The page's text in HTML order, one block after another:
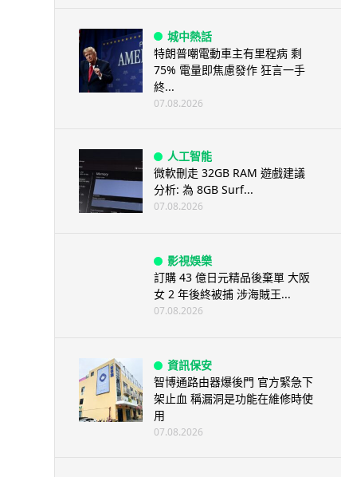
城中熱話
特朗普嘲電動車主有里程病 剩
75% 電量即焦慮發作 狂言一手
終...
07.08.2026
人工智能
微軟刪走 32GB RAM 遊戲建議
分析: 為 8GB Surf...
07.08.2026
影視娛樂
訂購 43 億日元精品後棄單 大阪
女 2 年後終被捕 涉海賊王...
07.08.2026
資訊保安
智博通路由器爆後門 官方緊急下
架止血 稱漏洞是功能在維修時使
用
07.08.2026